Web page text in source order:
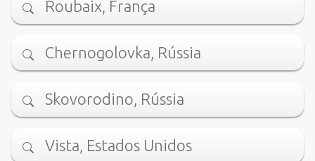
Roubaix, França
Chernogolovka, Rússia
Skovorodino, Rússia
Vista, Estados Unidos